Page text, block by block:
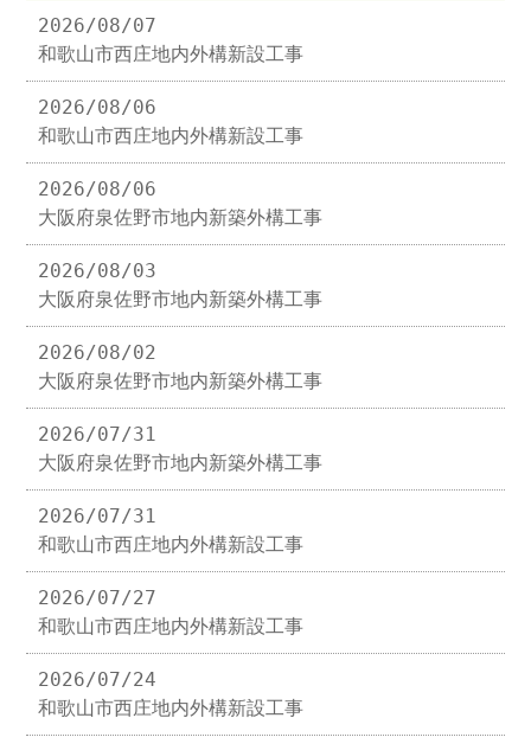
2026/08/07
和歌山市西庄地内外構新設工事
2026/08/06
和歌山市西庄地内外構新設工事
2026/08/06
大阪府泉佐野市地内新築外構工事
2026/08/03
大阪府泉佐野市地内新築外構工事
2026/08/02
大阪府泉佐野市地内新築外構工事
2026/07/31
大阪府泉佐野市地内新築外構工事
2026/07/31
和歌山市西庄地内外構新設工事
2026/07/27
和歌山市西庄地内外構新設工事
2026/07/24
和歌山市西庄地内外構新設工事